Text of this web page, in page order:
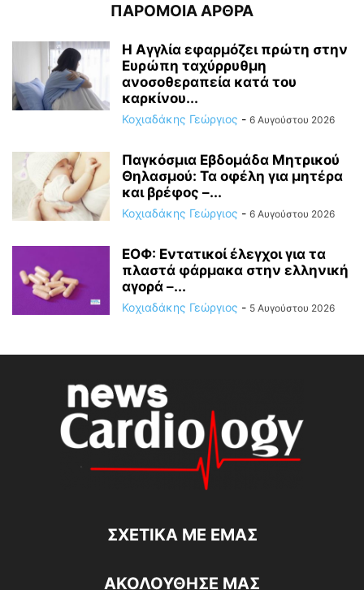
ΠΑΡΟΜΟΙΑ ΑΡΘΡΑ
Η Αγγλία εφαρμόζει πρώτη στην
Ευρώπη ταχύρρυθμη
ανοσοθεραπεία κατά του
καρκίνου...
Κοχιαδάκης Γεώργιος - 6 Αυγούστου 2026
Παγκόσμια Εβδομάδα Μητρικού
Θηλασμού: Τα οφέλη για μητέρα
και βρέφος –...
Κοχιαδάκης Γεώργιος - 6 Αυγούστου 2026
ΕΟΦ: Εντατικοί έλεγχοι για τα
πλαστά φάρμακα στην ελληνική
αγορά –...
Κοχιαδάκης Γεώργιος - 5 Αυγούστου 2026
ΣΧΕΤΙΚΆ ΜΕ ΕΜΆΣ
ΑΚΟΛΟΥΘΗΣΕ ΜΑΣ